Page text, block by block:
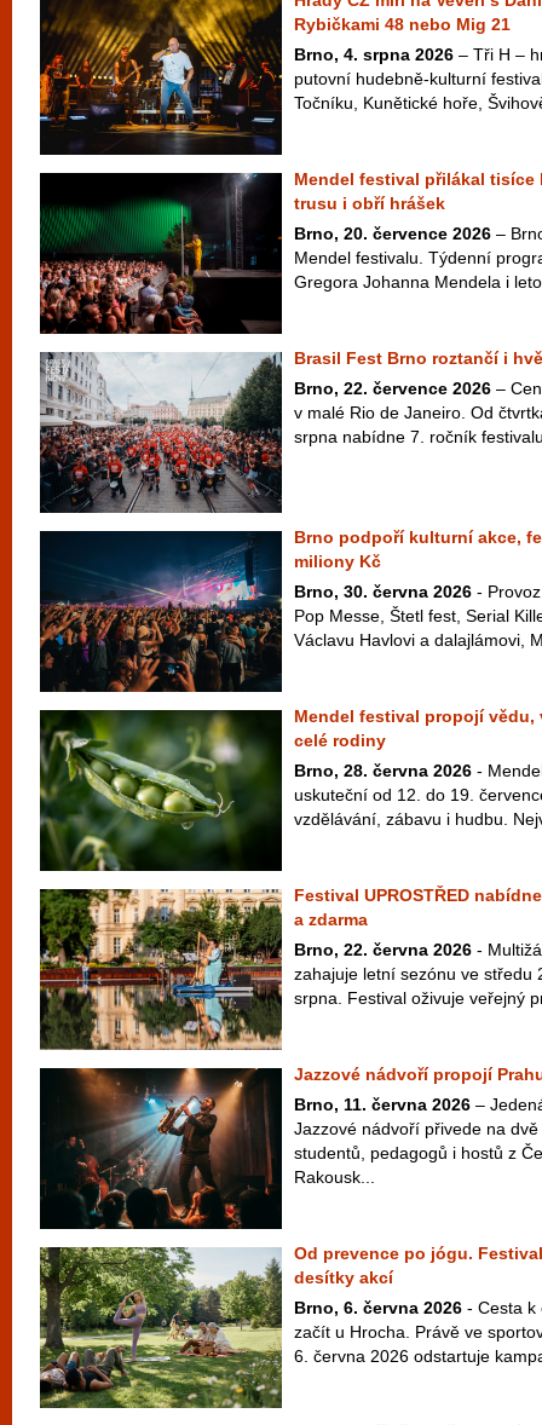
Rybičkami 48 nebo Mig 21
Brno, 4. srpna 2026 – Tři H –
putovní hudebně-kulturní
Točníku, Kunětické hoře,
Mendel festival přilákal tisíce
trusu i obří hrášek
Brno, 20. července 2026 –
Mendel festivalu. Týdenní
Gregora Johanna Mendela i
Brasil Fest Brno roztančí i
Brno, 22. července 2026 –
v malé Rio de Janeiro. Od
srpna nabídne 7. ročník
Brno podpoří kulturní akce,
miliony Kč
Brno, 30. června 2026 -
Pop Messe, Štetl fest, Serial
Václavu Havlovi a dalajlámovi,
Mendel festival propojí vědu,
celé rodiny
Brno, 28. června 2026 -
uskuteční od 12. do 19.
vzdělávání, zábavu i hudbu.
Festival UPROSTŘED
a zdarma
Brno, 22. června 2026 -
zahajuje letní sezónu ve středu
srpna. Festival oživuje veřejný
Jazzové nádvoří propojí
Brno, 11. června 2026 –
Jazzové nádvoří přivede na
studentů, pedagogů i hostů z
Rakousk...
Od prevence po jógu.
desítky akcí
Brno, 6. června 2026 - Cesta k
začít u Hrocha. Právě ve
6. června 2026 odstartuje